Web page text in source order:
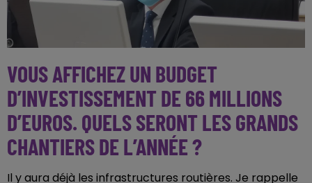
VOUS AFFICHEZ UN BUDGET
D’INVESTISSEMENT DE 66 MILLIONS
D’EUROS. QUELS SERONT LES GRANDS
CHANTIERS DE L’ANNÉE ?
Il y aura déjà les infrastructures routières. Je rappelle